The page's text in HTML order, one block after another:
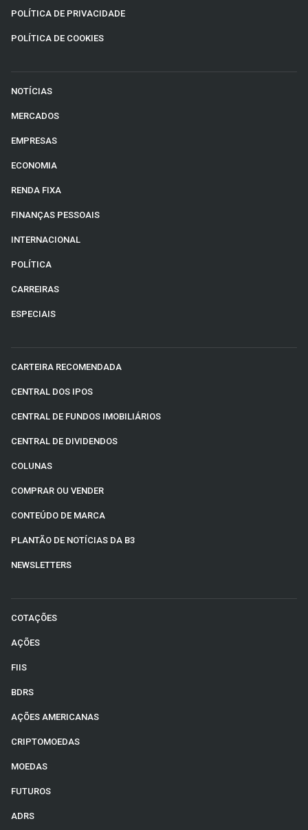
POLÍTICA DE PRIVACIDADE
POLÍTICA DE COOKIES
NOTÍCIAS
MERCADOS
EMPRESAS
ECONOMIA
RENDA FIXA
FINANÇAS PESSOAIS
INTERNACIONAL
POLÍTICA
CARREIRAS
ESPECIAIS
CARTEIRA RECOMENDADA
CENTRAL DOS IPOS
CENTRAL DE FUNDOS IMOBILIÁRIOS
CENTRAL DE DIVIDENDOS
COLUNAS
COMPRAR OU VENDER
CONTEÚDO DE MARCA
PLANTÃO DE NOTÍCIAS DA B3
NEWSLETTERS
COTAÇÕES
AÇÕES
FIIS
BDRS
AÇÕES AMERICANAS
CRIPTOMOEDAS
MOEDAS
FUTUROS
ADRS